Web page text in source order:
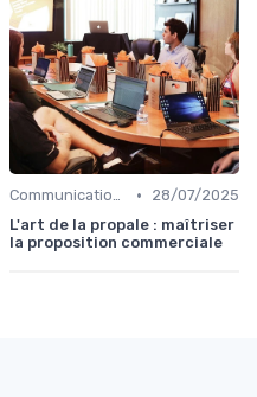
Communication commerciale •
28/07/2025
L'art de la propale : maîtriser
la proposition commerciale